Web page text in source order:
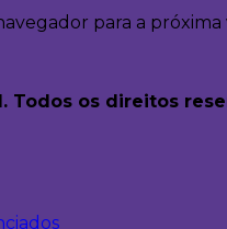
para a
Todos os direitos